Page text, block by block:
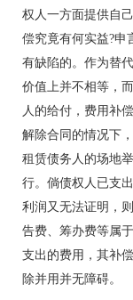
权人一方面提供自
偿究竟有何实益?申
有缺陷的。作为替
价值上并不相等，
人的给付，费用补
解除合同的情况下
租赁债务人的场地
行。倘债权人已支
利润又无法证明，
告费、筹办费等属
支出的费用，其补
除并用并无障碍。